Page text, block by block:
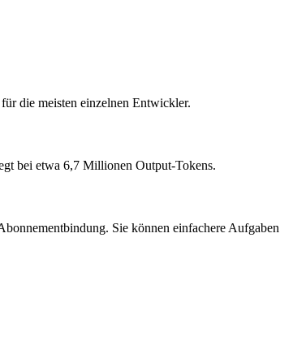
die meisten einzelnen Entwickler.
bei etwa 6,7 Millionen Output-Tokens.
Sie können einfachere Aufgaben